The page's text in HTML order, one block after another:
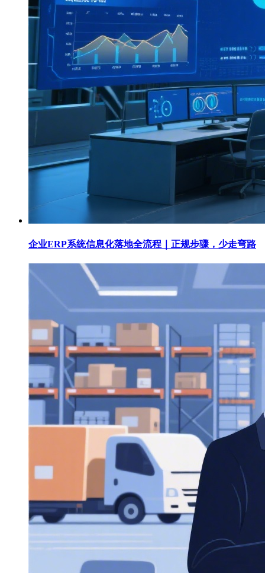
企业ERP系统信息化落地全流程｜正规步骤，少走弯路